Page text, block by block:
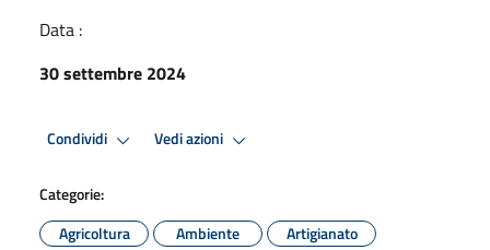
Data :
30 settembre 2024
Condividi Vedi azioni
Categorie:
Agricoltura
Ambiente
Artigianato